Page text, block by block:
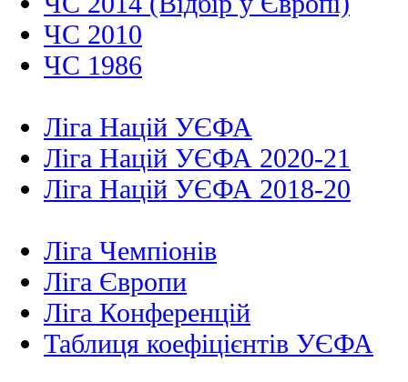
ЧС 2010
ЧС 1986
Ліга Націй УЄФА
Ліга Націй УЄФА 2020-21
Ліга Націй УЄФА 2018-20
Ліга Чемпіонів
Ліга Європи
Ліга Конференцій
Таблиця коефіцієнтів УЄФА